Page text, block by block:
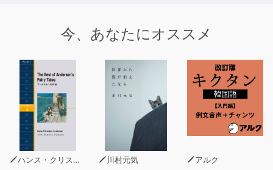
●答えのない問題を解決に導く「ＨＡＲＭ」のテクニック
●決断力をあげるための「１０の質問」
●どんな優秀な人でも決断ミスをしてしまう理由
●多すぎるデータやアドバイスから、本当に役立つ情報を
選ぶには？
●「決断の先送り」をやめ、悩む時間を減らすたった１つ
の方法
今、あなたにオススメ
ハンス・クリスチャン・アンデルセン 川村元気 アルク